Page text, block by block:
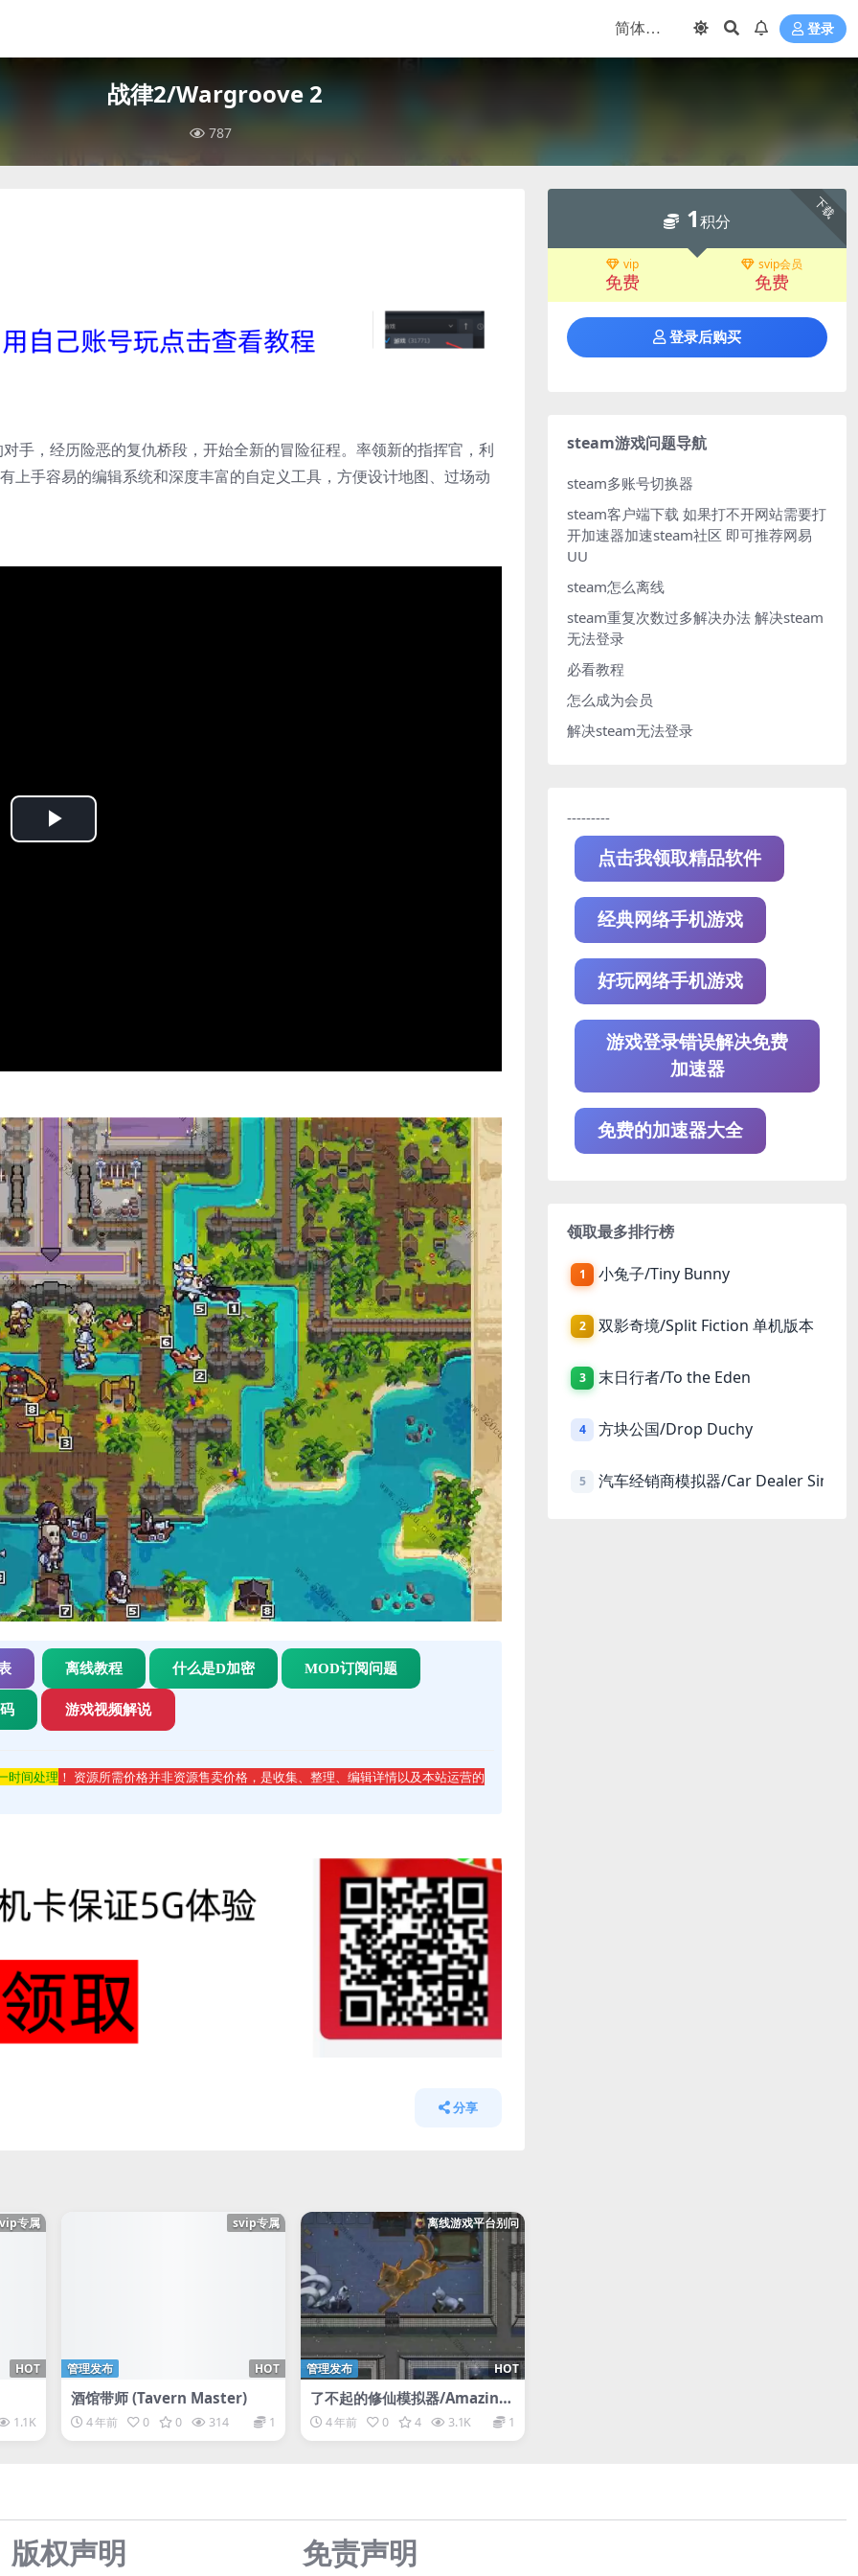
登录
战律2/Wargroove 2
787
手，经历险恶的复仇桥段，开始全新的冒险征程。率领新的指挥官，利
上手容易的编辑系统和深度丰富的自定义工具，方便设计地图、过场动
Play
离线教程 什么是D加密 MOD订阅问题
游戏视频解说
时间处理 ！ 资源所需价格并非资源售卖价格，是收集、整理、编辑详情以及本站运营的
分享
专属
HOT
1.1K
svip专属
HOT
管理发布
酒馆带师 (Tavern Master)
4 年前 0 0 314 1
离线游戏平台别问
HOT
管理发布
了不起的修仙模拟器/Amazing
Cultivation Simulator
4 年前 0 4 3.1K 1
下载
1积分
vip
免费
svip会员
免费
登录后购买
steam游戏问题导航
steam多账号切换器
steam客户端下载 如果打不开网站需要打
开加速器加速steam社区 即可推荐网易
UU
steam怎么离线
steam重复次数过多解决办法 解决steam
无法登录
必看教程
怎么成为会员
解决steam无法登录
---------
点击我领取精品软件
经典网络手机游戏
好玩网络手机游戏
游戏登录错误解决免费
加速器
免费的加速器大全
领取最多排行榜
1 小兔子/Tiny Bunny
2 双影奇境/Split Fiction 单机版本
3 末日行者/To the Eden
4 方块公国/Drop Duchy
5 汽车经销商模拟器/Car Dealer
版权声明 免责声明